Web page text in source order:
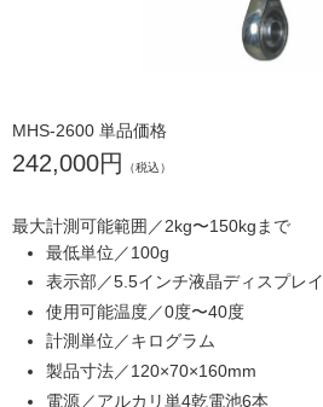
MHS-2600 単品価格
242,000円 （税込）
最大計測可能範囲／2kg〜150kgまで
最低単位／100g
表示部／5.5インチ液晶ディスプレイ
使用可能温度／0度〜40度
計測単位／キログラム
製品寸法／120×70×160mm
電源／アルカリ単4乾電池6本